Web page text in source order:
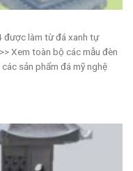
được làm từ đá xanh tự
Xem toàn bộ các mẫu đèn
sản phẩm đá mỹ nghệ